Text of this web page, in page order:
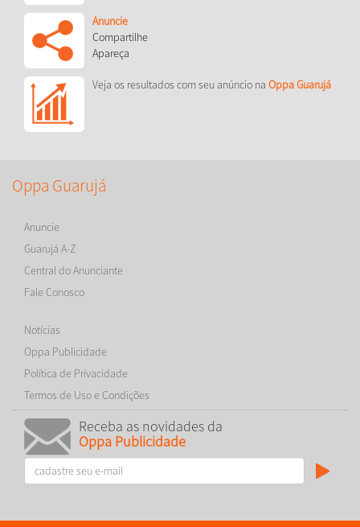
Anuncie
Compartilhe
Apareça
Veja os resultados com seu anúncio na Oppa Guarujá
Oppa Guarujá
Anuncie
Guarujá A-Z
Central do Anunciante
Fale Conosco
Notícias
Oppa Publicidade
Política de Privacidade
Termos de Uso e Condições
Receba as novidades da
Oppa Publicidade